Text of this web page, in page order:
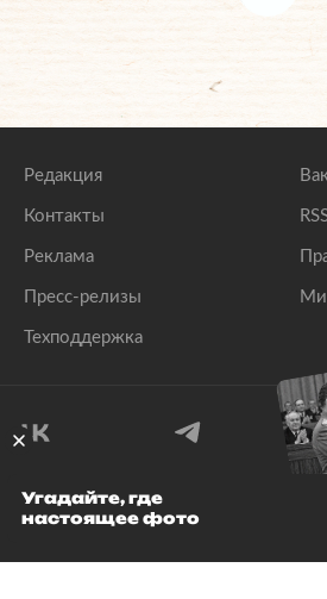
Редакция
Контакты
Реклама
Пресс-релизы
Техподдержка
© 1999–2026 Все права
Угадайте, где
настоящее фото